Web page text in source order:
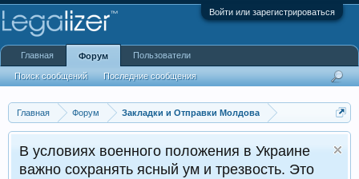
Войти или зарегистрироваться
Главная Форум Закладки и Отправки Молдова
В условиях военного положения в Украине
важно сохранять ясный ум и трезвость. Это
Главная Форум
Поиск сообщений Последние сообщения
Пользователи